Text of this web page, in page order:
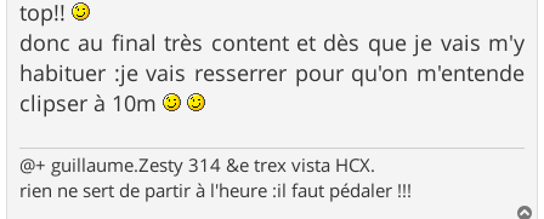
top!!
donc au final très content et dès que je vais m'y
habituer :je vais resserrer pour qu'on m'entende
clipser à 10m
@+ guillaume.Zesty 314 &e trex vista HCX.
rien ne sert de partir à l'heure :il faut pédaler !!!